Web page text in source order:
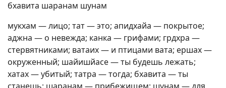
бхавита шаранам шунам
мукхам — лицо; тат — это; апидхайа — покрытое;
аджна — о невежда; канка — грифами; грдхра —
стервятниками; ватаих — и птицами вата; ершах —
окруженный; шайишйасе — ты будешь лежать;
хатах — убитый; татра — тогда; бхавита — ты